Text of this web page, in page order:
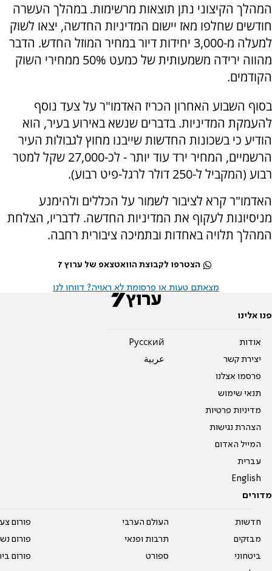
המהלך הקיצוני נתן תוצאות מרשימות. במהלך העשרה
חודשים שחלפו מאז יישום המדיניות החדשה, יצאו לשוק
למעלה מ-3,000 יחידות דיור במחיר המוזל החדש. הדבר
מהווה ירידה משמעותית של כמעט 50% ממחירי השוק
הקודמים.
בסוף השבוע האחרון הכריז האדמו"ר על צעד נוסף
להעמקת המדיניות. בדברים שנשא באירוע בעיר, הוא
הודיע כי בשכונות החדשות שייבנו מחוץ לגבולות העיר
הרשמיים, המחיר ירד עוד יותר - לכ-27,000 שקל למטר
רבוע (המקביל ל-250 דולר לרגל-פיט רבוע).
האדמו"ר קרא לציבור לשמור על הכללים ולהימנע
מניסיונות לעקוף את המדיניות החדשה. לדבריו, הצלחת
המהלך תלויה באחדות ובתמיכה ציבורית רחבה.
הצטרפו לקבוצת הוואטצאפ של ערוץ 7
מצאתם טעות או פרסומת לא ראויה? דווחו לנו
פנו אלינו
אודות
יצירת קשר
פרסמו אצלנו
תנאי שימוש
מדיניות פרטיות
הצהרת נגישות
המייל האדום
עברית
English
Pусский
عربية
מדורים
חדשות
מבזקים
ביטחוני
העולם הערבי
תרבות ופנאי
ספורט
פורום
פורום
פורום